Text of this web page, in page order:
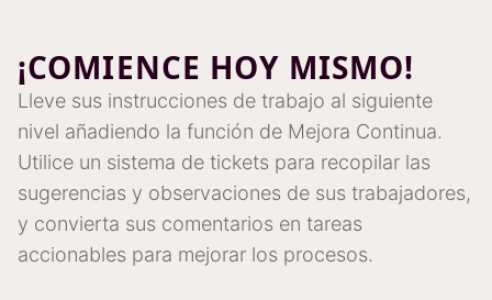
¡COMIENCE HOY MISMO!
Lleve sus instrucciones de trabajo al siguiente
nivel añadiendo la función de Mejora Continua.
Utilice un sistema de tickets para recopilar las
sugerencias y observaciones de sus trabajadores,
y convierta sus comentarios en tareas
accionables para mejorar los procesos.